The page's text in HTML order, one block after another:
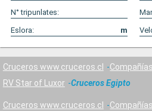
N° tripunlates:
Eslora:
m
Cruceros www.cruceros.cl Compañías
RV Star of Luxor
Cruceros Egipto
Cruceros www.cruceros.cl Compañías